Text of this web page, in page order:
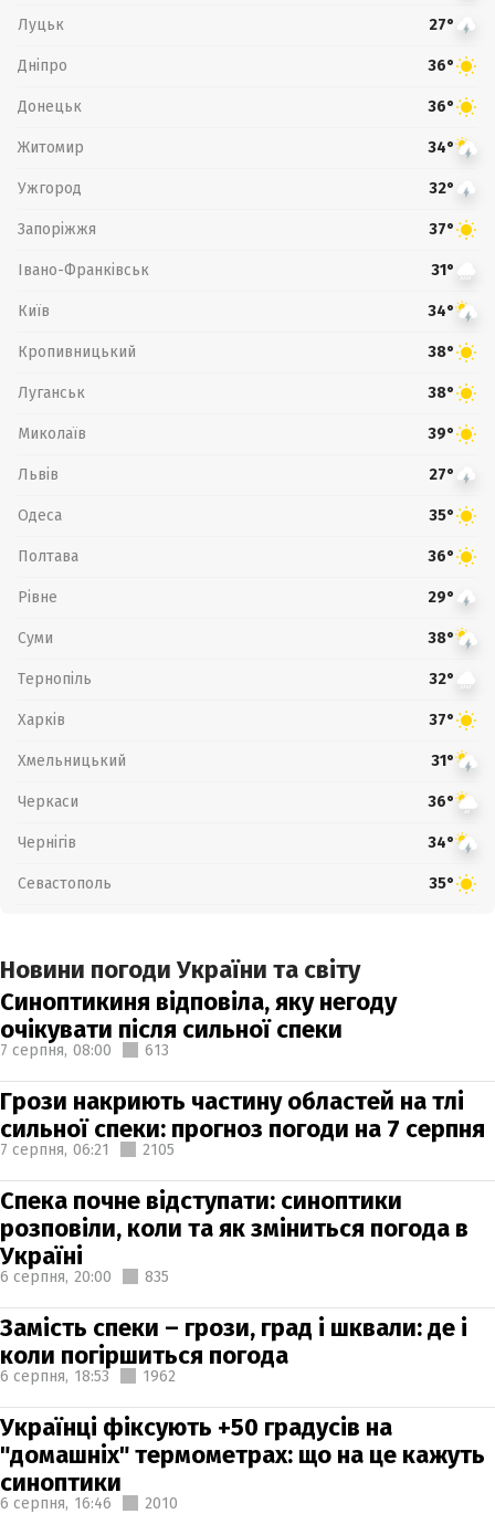
Луцьк 27°
Дніпро 36°
Донецьк 36°
Житомир 34°
Ужгород 32°
Запоріжжя 37°
Івано-Франківськ 31°
Київ 34°
Кропивницький 38°
Луганськ 38°
Миколаїв 39°
Львів 27°
Одеса 35°
Полтава 36°
Рівне 29°
Суми 38°
Тернопіль 32°
Харків 37°
Хмельницький 31°
Черкаси 36°
Чернігів 34°
Севастополь 35°
Новини погоди України та світу
Синоптикиня відповіла, яку негоду
очікувати після сильної спеки
7 серпня, 08:00 613
Грози накриють частину областей на тлі
сильної спеки: прогноз погоди на 7 серпня
7 серпня, 06:21 2105
Спека почне відступати: синоптики
розповіли, коли та як зміниться погода в
Україні
6 серпня, 20:00 835
Замість спеки – грози, град і шквали: де і
коли погіршиться погода
6 серпня, 18:53 1962
Українці фіксують +50 градусів на
"домашніх" термометрах: що на це кажуть
синоптики
6 серпня, 16:46 2010